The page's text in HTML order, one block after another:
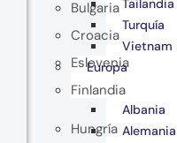
Bulgaria
Croacia
Eslovenia
Finlandia
Hungría
Tailandia
Turquía
Vietnam
Europa
Albania
Alemania